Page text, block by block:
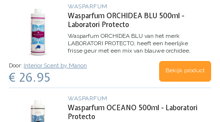
WASPARFUM
Wasparfum ORCHIDEA BLU 500ml -
Laboratori Protecto
Wasparfum ORCHIDEA BLU van het merk
LABORATORI PROTECTO, heeft een heerlijke
frisse geur met een mix van blauwe orchidee,
100 wasbeurten)
Door: Interior Scent by Manon
€ 26.95 Bekijk product
WASPARFUM
Wasparfum OCEANO 500ml - Laboratori
Protecto